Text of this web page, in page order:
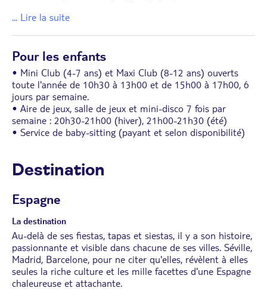
... Lire la suite
Pour les enfants
• Mini Club (4-7 ans) et Maxi Club (8-12 ans) ouverts
toute l'année de 10h30 à 13h00 et de 15h00 à 17h00, 6
jours par semaine.
• Aire de jeux, salle de jeux et mini-disco 7 fois par
semaine : 20h30-21h00 (hiver), 21h00-21h30 (été)
• Service de baby-sitting (payant et selon disponibilité)
Destination
Espagne
La destination
Au-delà de ses fiestas, tapas et siestas, il y a son histoire,
passionnante et visible dans chacune de ses villes. Séville,
Madrid, Barcelone, pour ne citer qu'elles, révèlent à elles
seules la riche culture et les mille facettes d'une Espagne
chaleureuse et attachante.